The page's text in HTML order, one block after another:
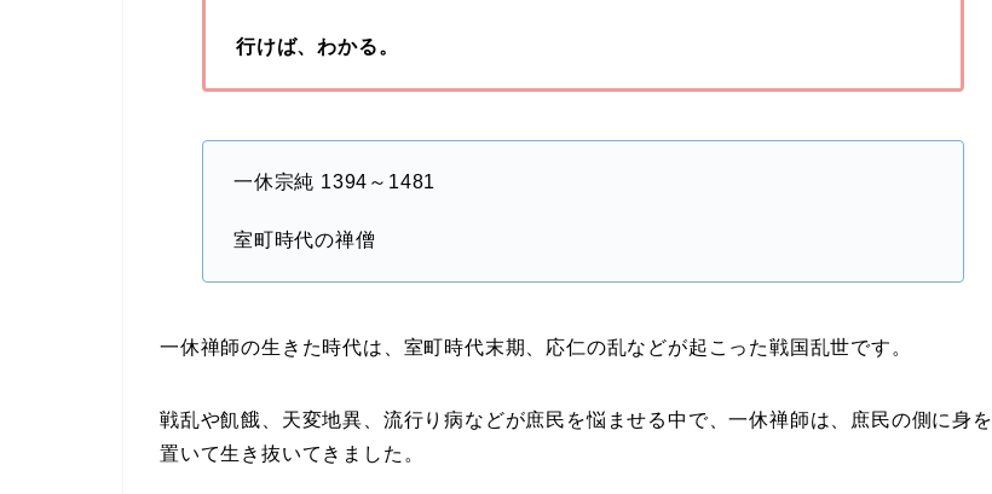
行けば、わかる。
一休宗純 1394～1481
室町時代の禅僧
一休禅師の生きた時代は、室町時代末期、応仁の乱などが起こった戦国乱世です。
戦乱や飢餓、天変地異、流行り病などが庶民を悩ませる中で、一休禅師は、庶民の側に身を
置いて生き抜いてきました。